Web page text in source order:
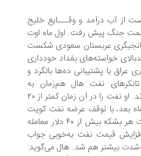
درآمد و وقـــایع خلیج
پیش رفت. اول ماه اوت
عربستان سعودی شکست
بغداد خودداری
پشتیبانی ده‌ها بالگرد و
نفت هال هم‌زمان به
ماشین‌های چاپ پول تبدیل می‌شدند. او نفت را در آن زمان کمتر از ٢٠
با توقف عرضه نفت کویت
و عراق به بازار جهانی، نفت با قیمت هر بشکه بیش از ٤٠ دلار معامله
قیمت نفت به‌خوبی جواب
بیشتر هم شد. هال می‌گوید: